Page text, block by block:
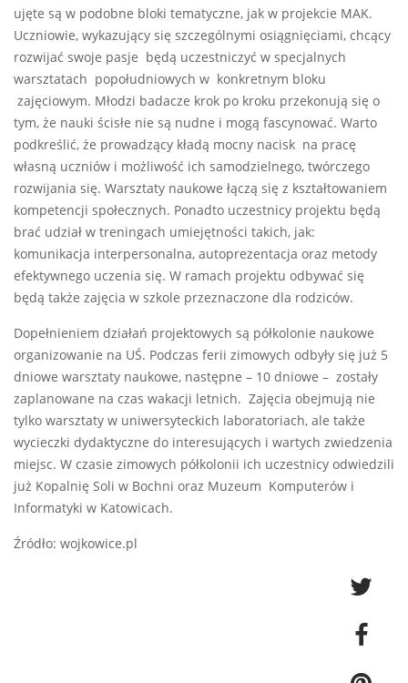
ujęte są w podobne bloki tematyczne, jak w projekcie MAK.
Uczniowie, wykazujący się szczególnymi osiągnięciami, chcący
rozwijać swoje pasje będą uczestniczyć w specjalnych
warsztatach popołudniowych w konkretnym bloku
zajęciowym. Młodzi badacze krok po kroku przekonują się o
tym, że nauki ścisłe nie są nudne i mogą fascynować. Warto
podkreślić, że prowadzący kładą mocny nacisk na pracę
własną uczniów i możliwość ich samodzielnego, twórczego
rozwijania się. Warsztaty naukowe łączą się z kształtowaniem
kompetencji społecznych. Ponadto uczestnicy projektu będą
brać udział w treningach umiejętności takich, jak:
komunikacja interpersonalna, autoprezentacja oraz metody
efektywnego uczenia się. W ramach projektu odbywać się
będą także zajęcia w szkole przeznaczone dla rodziców.
Dopełnieniem działań projektowych są półkolonie naukowe
organizowanie na UŚ. Podczas ferii zimowych odbyły się już 5
dniowe warsztaty naukowe, następne – 10 dniowe – zostały
zaplanowane na czas wakacji letnich. Zajęcia obejmują nie
tylko warsztaty w uniwersyteckich laboratoriach, ale także
wycieczki dydaktyczne do interesujących i wartych zwiedzenia
miejsc. W czasie zimowych półkolonii ich uczestnicy odwiedzili
już Kopalnię Soli w Bochni oraz Muzeum Komputerów i
Informatyki w Katowicach.
Źródło: wojkowice.pl